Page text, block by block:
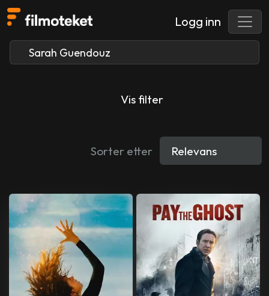
Logg inn
Vis filter
Sorter etter